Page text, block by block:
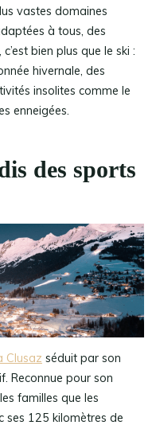
vastes domaines
à tous, des
, c’est bien plus que le ski :
hivernale, des
insolites comme le
enneigées.
des sports
Clusaz séduit par son
Reconnue pour son
familles que les
ses 125 kilomètres de